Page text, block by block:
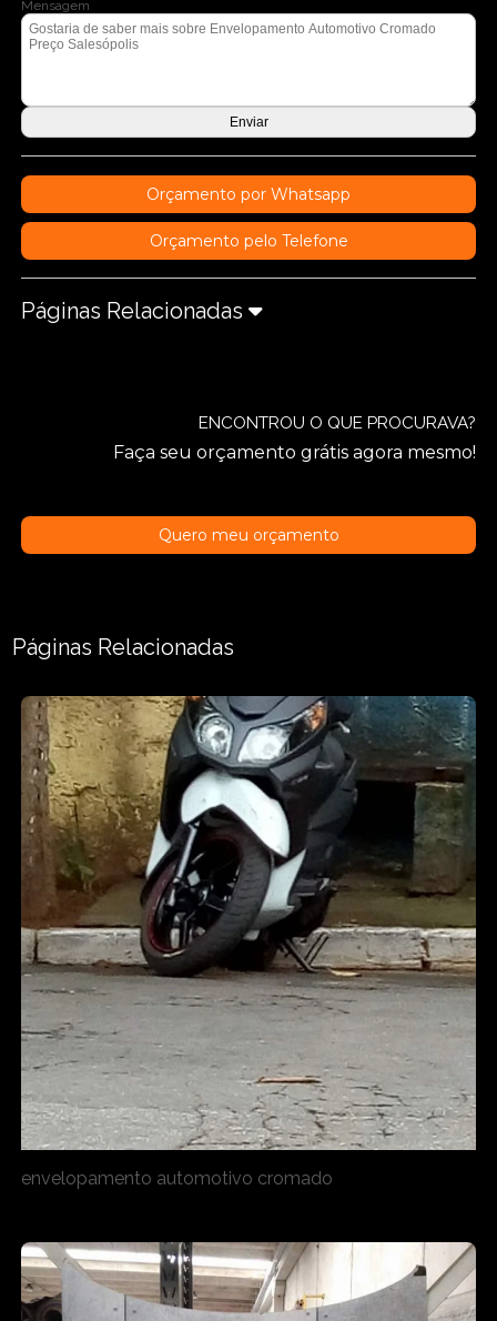
Mensagem
Orçamento por Whatsapp
Orçamento pelo Telefone
Páginas Relacionadas
ENCONTROU O QUE PROCURAVA?
Faça seu orçamento grátis agora mesmo!
Quero meu orçamento
Páginas Relacionadas
envelopamento automotivo cromado